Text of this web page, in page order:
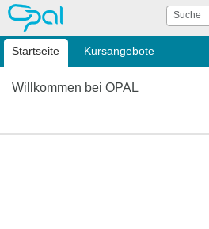
OPAL Suche
Startseite Kursangebote
Willkommen bei OPAL